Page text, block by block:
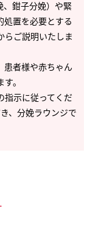
、鉗子分娩）や緊
処置を必要とする
らご説明いたしま
患者様や赤ちゃん
。
指示に従ってくだ
、分娩ラウンジで